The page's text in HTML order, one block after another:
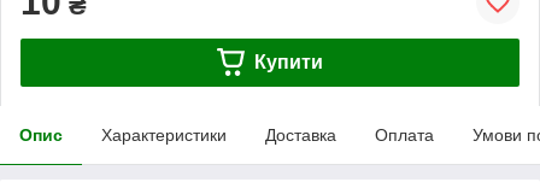
Купити
Опис Характеристики Доставка Оплата Умови